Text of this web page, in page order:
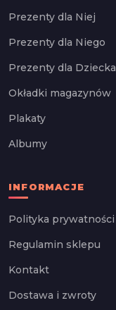
Prezenty dla Niej
Prezenty dla Niego
Prezenty dla Dziecka
Okładki magazynów
Plakaty
Albumy
INFORMACJE
Polityka prywatności
Regulamin sklepu
Kontakt
Dostawa i zwroty